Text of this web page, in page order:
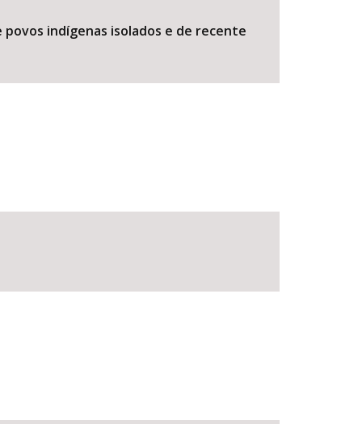
indígenas isolados e de recente